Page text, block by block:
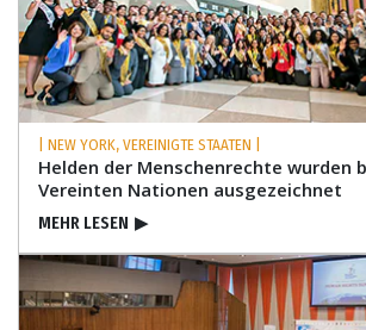
| NEW YORK, VEREINIGTE STAATEN |
Helden der Menschenrechte wurden
Vereinten Nationen ausgezeichnet
MEHR LESEN ▶